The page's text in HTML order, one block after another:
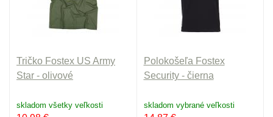
Tričko Fostex US Army
Star - olivové
skladom všetky veľkosti
Polokošeľa Fostex
Security - čierna
skladom vybrané veľkosti